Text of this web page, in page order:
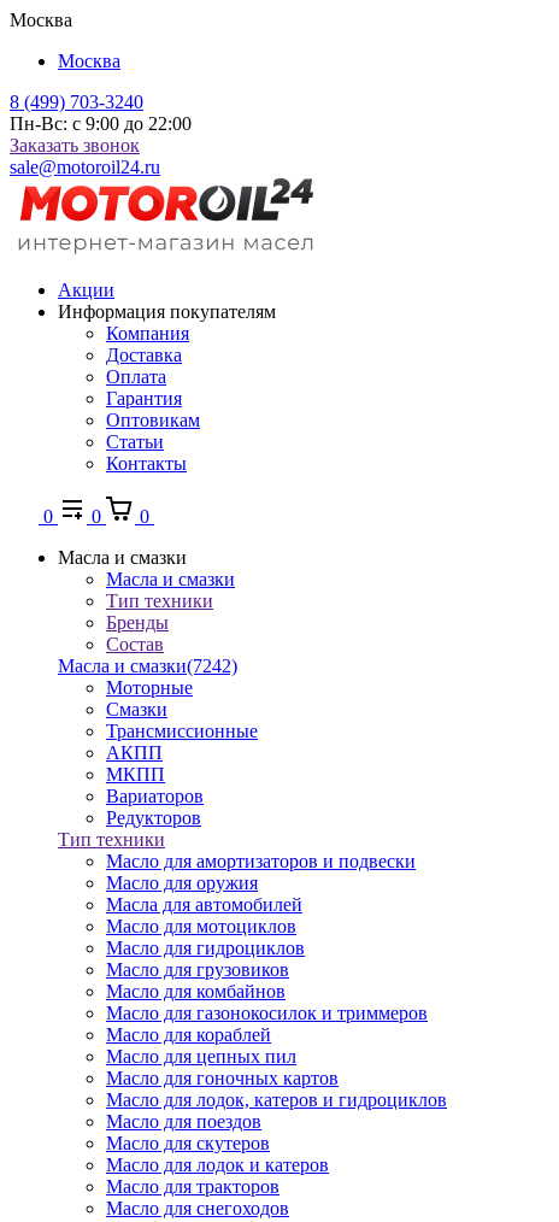
Москва
Москва
8 (499) 703-3240
Пн-Вс: с 9:00 до 22:00
Заказать звонок
sale@motoroil24.ru
Акции
Информация покупателям
Компания
Доставка
Оплата
Гарантия
Оптовикам
Статьи
Контакты
0 0
0
Масла и смазки
Масла и смазки
Тип техники
Бренды
Состав
Масла и смазки(7242)
Моторные
Смазки
Трансмиссионные
АКПП
МКПП
Вариаторов
Редукторов
Тип техники
Масло для амортизаторов и подвески
Масло для оружия
Масла для автомобилей
Масло для мотоциклов
Масло для гидроциклов
Масло для грузовиков
Масло для комбайнов
Масло для газонокосилок и триммеров
Масло для кораблей
Масло для цепных пил
Масло для гоночных картов
Масло для лодок, катеров и гидроциклов
Масло для поездов
Масло для скутеров
Масло для лодок и катеров
Масло для тракторов
Масло для снегоходов